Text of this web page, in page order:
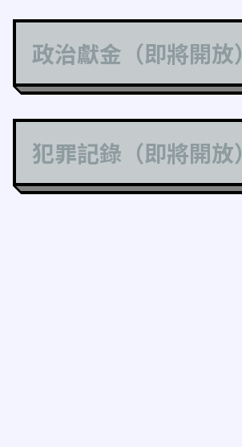
政治獻金（即將開放）
犯罪記錄（即將開放）